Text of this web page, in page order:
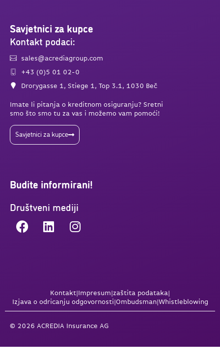
Savjetnici za kupce
Kontakt podaci:
sales@acrediagroup.com
+43 (0)5 01 02-0
Drorygasse 1, Stiege 1, Top 3.1, 1030 Beč
Imate li pitanja o kreditnom osiguranju? Sretni
smo što smo tu za vas i možemo vam pomoći!
Savjetnici za kupce
Budite informirani!
Društveni mediji
Kontakt|Impresum|zaštita podataka|
Izjava o odricanju odgovornosti|Ombudsman|Whistleblowing
© 2026 ACREDIA Insurance AG